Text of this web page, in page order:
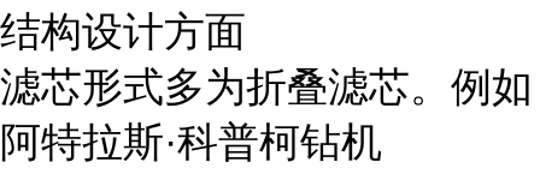
结构设计方面
滤芯形式多为折叠滤芯。例如
阿特拉斯·科普柯钻机